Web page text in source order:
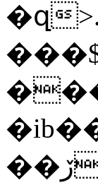
�զ
��ڒ���[�rh�g�l5���9�U�ռl��q�X